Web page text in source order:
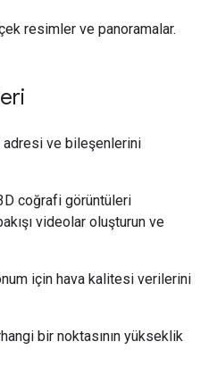
resimler ve panoramalar.
adresi ve bileşenlerini
coğrafi görüntüleri
videolar oluşturun ve
için hava kalitesi verilerini
bir noktasının yükseklik